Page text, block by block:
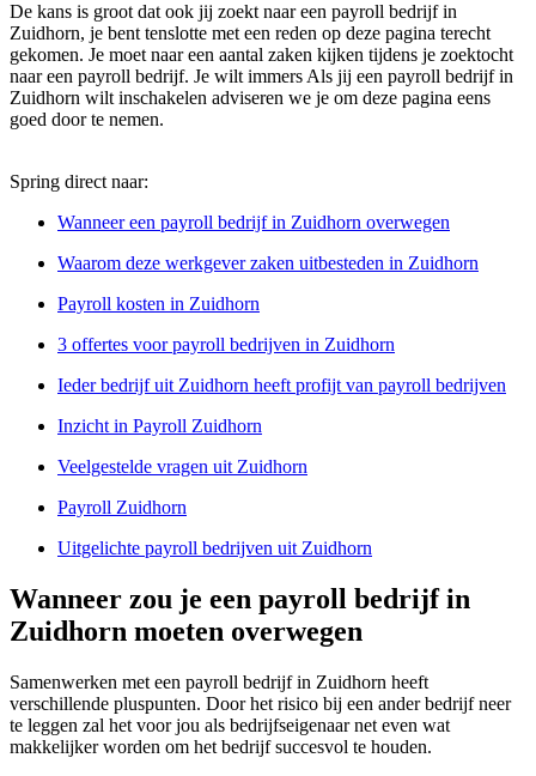
De kans is groot dat ook jij zoekt naar een payroll bedrijf in
Zuidhorn, je bent tenslotte met een reden op deze pagina terecht
gekomen. Je moet naar een aantal zaken kijken tijdens je zoektocht
naar een payroll bedrijf. Je wilt immers Als jij een payroll bedrijf in
Zuidhorn wilt inschakelen adviseren we je om deze pagina eens
goed door te nemen.
Spring direct naar:
Wanneer een payroll bedrijf in Zuidhorn overwegen
Waarom deze werkgever zaken uitbesteden in Zuidhorn
Payroll kosten in Zuidhorn
3 offertes voor payroll bedrijven in Zuidhorn
Ieder bedrijf uit Zuidhorn heeft profijt van payroll bedrijven
Inzicht in Payroll Zuidhorn
Veelgestelde vragen uit Zuidhorn
Payroll Zuidhorn
Uitgelichte payroll bedrijven uit Zuidhorn
Wanneer zou je een payroll bedrijf in
Zuidhorn moeten overwegen
Samenwerken met een payroll bedrijf in Zuidhorn heeft
verschillende pluspunten. Door het risico bij een ander bedrijf neer
te leggen zal het voor jou als bedrijfseigenaar net even wat
makkelijker worden om het bedrijf succesvol te houden.